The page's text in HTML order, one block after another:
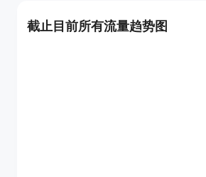
截止目前所有流量趋势图